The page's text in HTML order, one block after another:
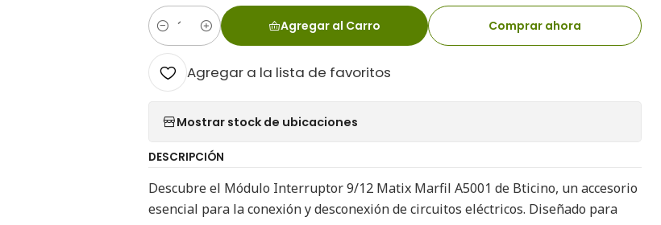
Cantidad
Agregar al Carro Comprar ahora
Agregar a la lista de favoritos
Mostrar stock de ubicaciones
DESCRIPCIÓN
Descubre el Módulo Interruptor 9/12 Matix Marfil A5001 de Bticino, un accesorio
esencial para la conexión y desconexión de circuitos eléctricos. Diseñado para